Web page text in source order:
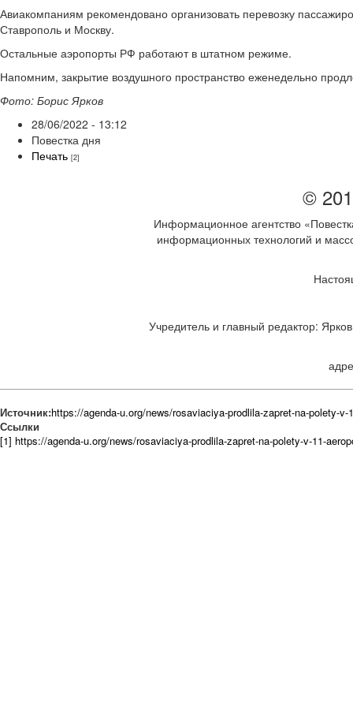
Авиакомпаниям рекомендовано организовать перевозку
Ставрополь и Москву.
Остальные аэропорты РФ работают в штатном режиме.
Напомним, закрытие воздушного пространство еженедельно
Фото: Борис Ярков
28/06/2022 - 13:12
Повестка дня
Печать [2]
©
Информационное агентство
информационных технологий и
Учредитель и главный редактор:
Источник:https://agenda-u.org/news/rosaviaciya-prodlila-zapret-na-polety-v-
Ссылки
[1] https://agenda-u.org/news/rosaviaciya-prodlila-zapret-na-polety-v-11-